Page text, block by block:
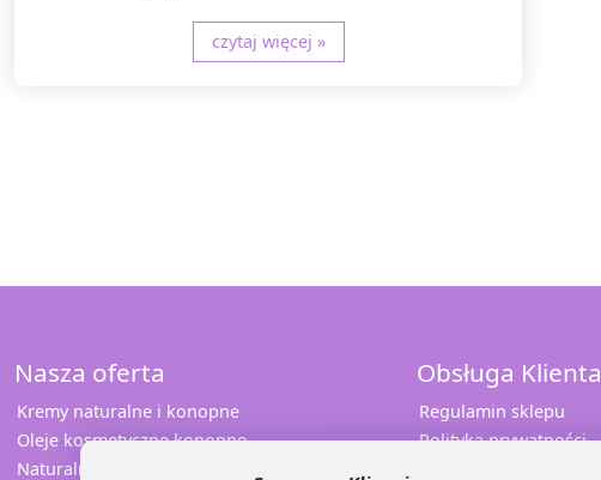
czytaj więcej »
Nasza oferta
Kremy naturalne i konopne
Oleje kosmetyczne konopne
Naturalna pomadka
Obsługa Klienta
Regulamin sklepu
Polityka prywatności